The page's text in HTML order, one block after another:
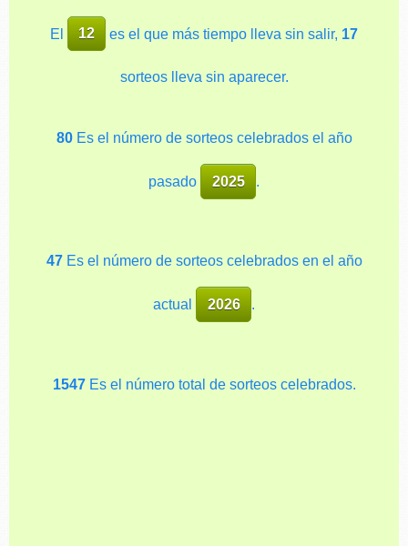
El 12 es el que más tiempo lleva sin salir, 17
sorteos lleva sin aparecer.
80Es el número de sorteos celebrados el año
pasado 2025 .
47Es el número de sorteos celebrados en el año
actual 2026 .
1547Es el número total de sorteos celebrados.